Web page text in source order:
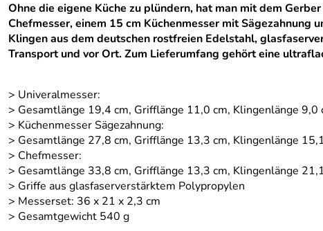
Ohne die eigene Küche zu plündern, hat man mit dem
Chefmesser, einem 15 cm Küchenmesser mit
Klingen aus dem deutschen rostfreien Edelstahl,
Transport und vor Ort. Zum Lieferumfang gehört eine
> Univeralmesser:
> Gesamtlänge 19,4 cm, Grifflänge 11,0 cm, Klingenlänge 9,0
> Küchenmesser Sägezahnung:
> Gesamtlänge 27,8 cm, Grifflänge 13,3 cm, Klingenlänge
> Chefmesser:
> Gesamtlänge 33,8 cm, Grifflänge 13,3 cm, Klingenlänge
> Griffe aus glasfaserverstärktem Polypropylen
> Messerset: 36 x 21 x 2,3 cm
> Gesamtgewicht 540 g